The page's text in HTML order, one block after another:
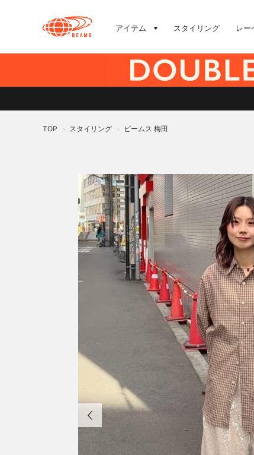
アイテム スタイリング レー
TOP > スタイリング > ビームス 梅田